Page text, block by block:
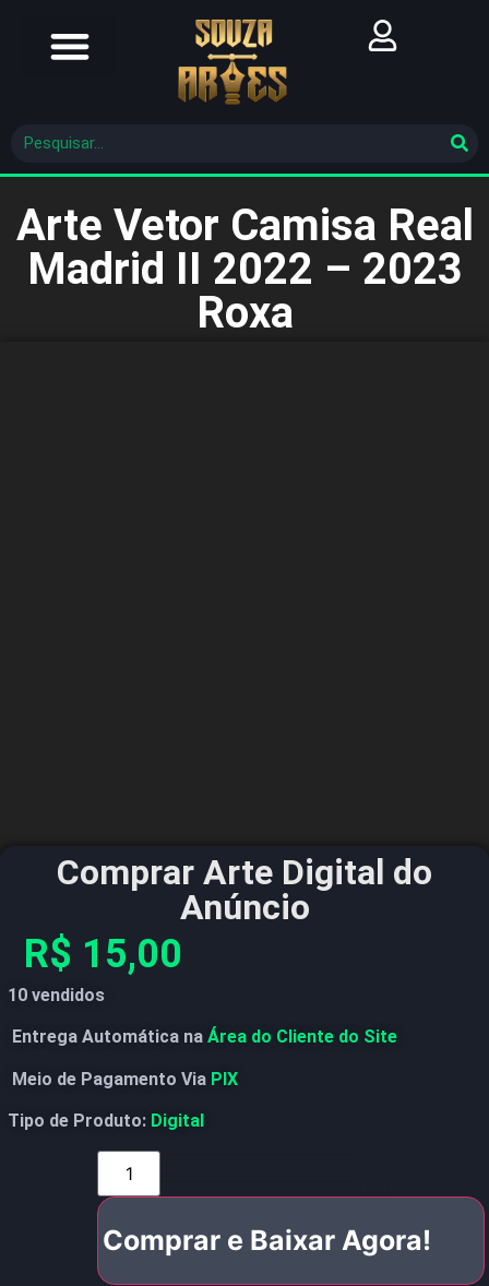
Arte Vetor Camisa Real
Madrid II 2022 – 2023
Roxa
Comprar Arte Digital do
Anúncio
R$ 15,00
10 vendidos
Entrega Automática na Área do Cliente do Site
Meio de Pagamento Via PIX
Tipo de Produto: Digital
Comprar e Baixar Agora!